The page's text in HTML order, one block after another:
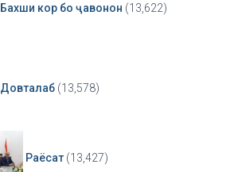
Бахши кор бо ҷавонон (13,622)
Довталаб (13,578)
Раёсат (13,427)